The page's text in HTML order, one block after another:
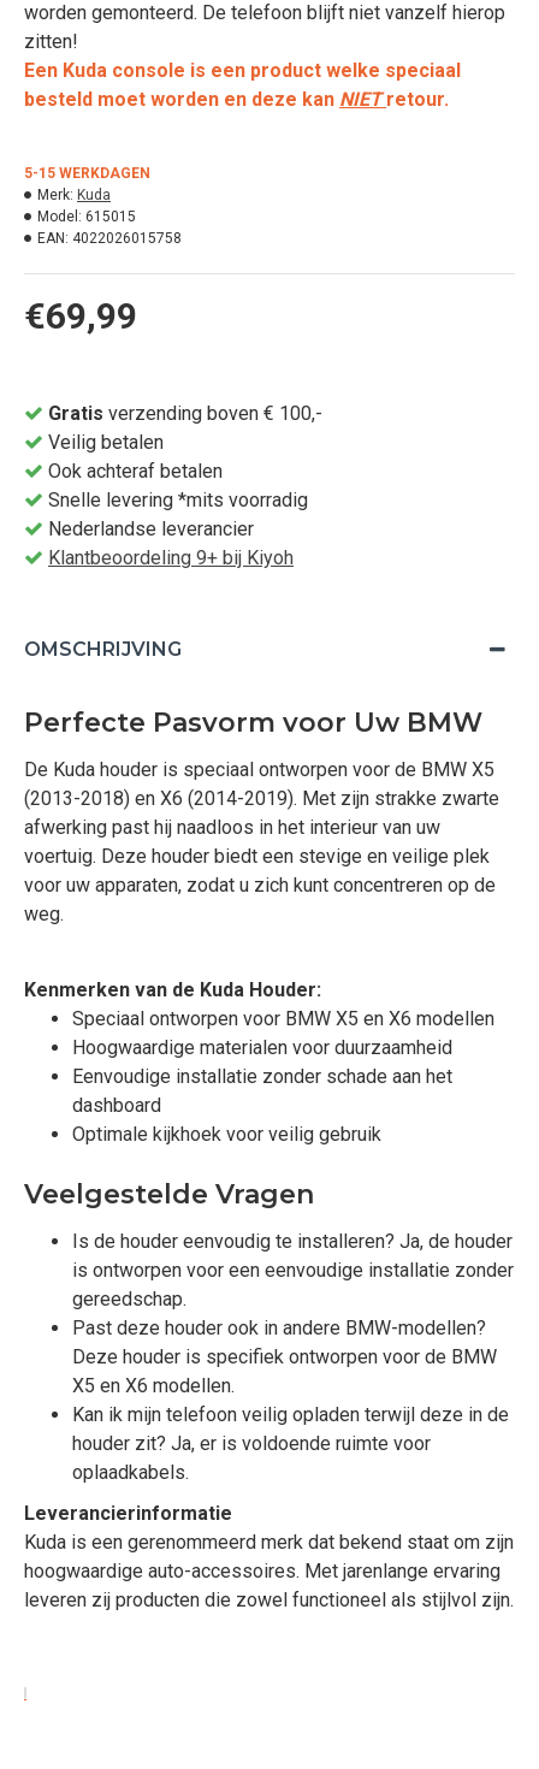
worden gemonteerd. De telefoon blijft niet vanzelf hierop
zitten!
Een Kuda console is een product welke speciaal
besteld moet worden en deze kan NIETretour.
€69,99
5-15 WERKDAGEN
Merk: Kuda
Model: 615015
EAN: 4022026015758
Gratis verzending boven € 100,-
Veilig betalen
Ook achteraf betalen
Snelle levering *mits voorradig
Nederlandse leverancier
Klantbeoordeling 9+ bij Kiyoh
OMSCHRIJVING
Perfecte Pasvorm voor Uw BMW
De Kuda houder is speciaal ontworpen voor de BMW X5
(2013-2018) en X6 (2014-2019). Met zijn strakke zwarte
afwerking past hij naadloos in het interieur van uw
voertuig. Deze houder biedt een stevige en veilige plek
voor uw apparaten, zodat u zich kunt concentreren op de
weg.
Kenmerken van de Kuda Houder:
Speciaal ontworpen voor BMW X5 en X6 modellen
Hoogwaardige materialen voor duurzaamheid
Eenvoudige installatie zonder schade aan het
dashboard
Optimale kijkhoek voor veilig gebruik
Veelgestelde Vragen
Is de houder eenvoudig te installeren? Ja, de houder
is ontworpen voor een eenvoudige installatie zonder
gereedschap.
Past deze houder ook in andere BMW-modellen?
Deze houder is specifiek ontworpen voor de BMW
X5 en X6 modellen.
Kan ik mijn telefoon veilig opladen terwijl deze in de
houder zit? Ja, er is voldoende ruimte voor
oplaadkabels.
Leverancierinformatie
Kuda is een gerenommeerd merk dat bekend staat om zijn
hoogwaardige auto-accessoires. Met jarenlange ervaring
leveren zij producten die zowel functioneel als stijlvol zijn.